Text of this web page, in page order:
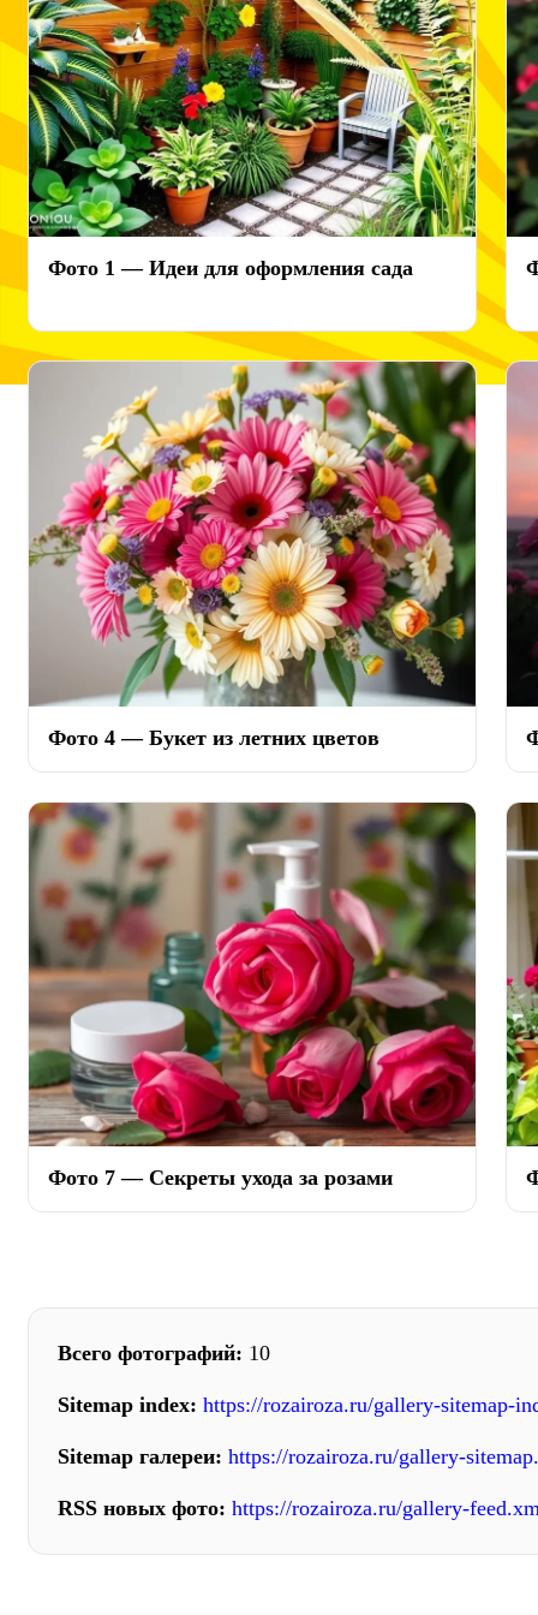
Фото 1 — Идеи для оформления сада
Фото 4 — Букет из летних цветов
Фото 7 — Секреты ухода за розами
Всего фотографий: 10
Sitemap index: https://rozairoza.ru/gallery-sitemap-
Sitemap галереи: https://rozairoza.ru/gallery-
RSS новых фото: https://rozairoza.ru/gallery-